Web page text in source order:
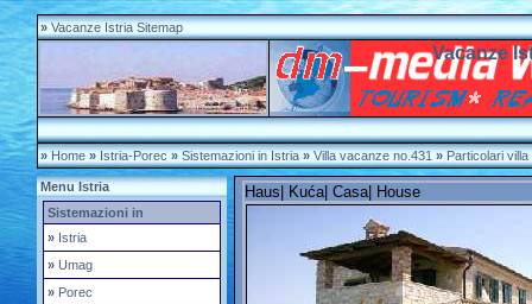
» Vacanze Istria Sitemap
Vacanze
» Home » Istria-Porec » Sistemazioni in Istria » Villa vacanze no.431 » Particolari villa
Menu Istria
Sistemazioni in
» Istria
» Umag
» Porec
Haus| Kuća| Casa| House